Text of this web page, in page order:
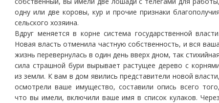
одну или две коровы, кур и прочие признаки
сельского хозяина.
Вдруг меняется в корне система государственной
Новая власть отменила частную собственность, и вся
жизнь перевернулась в один день вверх дном, так
сила страшной бури вырывает растущее дерево с
из земли. К вам в дом явились представители новой
осмотрели ваше имущество, составили опись всего
что вы имели, включили ваше имя в список кулаков.